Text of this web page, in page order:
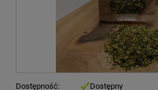
Dostępność:
Dostępny